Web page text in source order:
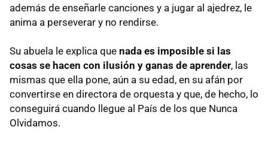
además de enseñarle canciones y a jugar al ajedrez, le
anima a perseverar y no rendirse.
Su abuela le explica que nada es imposible si las
cosas se hacen con ilusión y ganas de aprender, las
mismas que ella pone, aún a su edad, en su afán por
convertirse en directora de orquesta y que, de hecho, lo
conseguirá cuando llegue al País de los que Nunca
Olvidamos.